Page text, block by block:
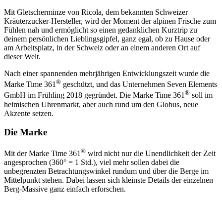
Mit Gletscherminze von Ricola, dem bekannten Schweizer
Kräuterzucker-Hersteller, wird der Moment der alpinen Frische zum
Fühlen nah und ermöglicht so einen gedanklichen Kurztrip zu
deinem persönlichen Lieblingsgipfel, ganz egal, ob zu Hause oder
am Arbeitsplatz, in der Schweiz oder an einem anderen Ort auf
dieser Welt.
Nach einer spannenden mehrjährigen Entwicklungszeit wurde die
Marke Time 361 ® geschützt, und das Unternehmen Seven Elements
GmbH im Frühling 2018 gegründet. Die Marke Time 361® soll im
heimischen Uhrenmarkt, aber auch rund um den Globus, neue
Akzente setzen.
Die Marke
Mit der Marke Time 361® wird nicht nur die Unendlichkeit der Zeit
angesprochen (360° = 1 Std.), viel mehr sollen dabei die
unbegrenzten Betrachtungswinkel rundum und über die Berge im
Mittelpunkt stehen. Dabei lassen sich kleinste Details der einzelnen
Berg-Massive ganz einfach erforschen.